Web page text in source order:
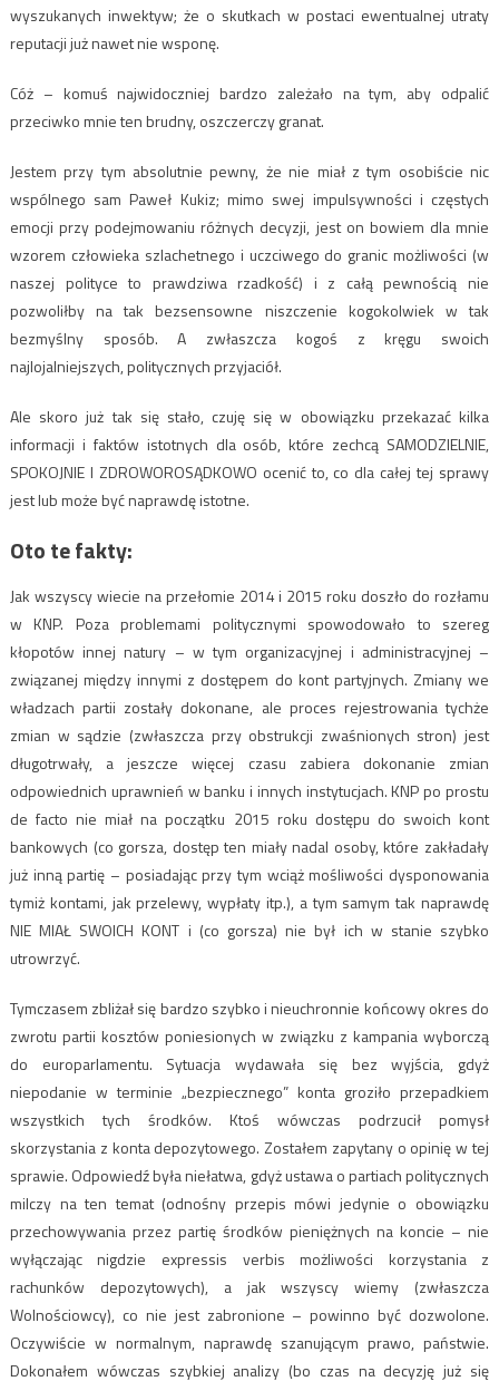
wyszukanych inwektyw; że o skutkach w postaci ewentualnej utraty
reputacji już nawet nie wsponę.
Cóż – komuś najwidoczniej bardzo zależało na tym, aby odpalić
przeciwko mnie ten brudny, oszczerczy granat.
Jestem przy tym absolutnie pewny, że nie miał z tym osobiście nic
wspólnego sam Paweł Kukiz; mimo swej impulsywności i częstych
emocji przy podejmowaniu różnych decyzji, jest on bowiem dla mnie
wzorem człowieka szlachetnego i uczciwego do granic możliwości (w
naszej polityce to prawdziwa rzadkość) i z całą pewnością nie
pozwoliłby na tak bezsensowne niszczenie kogokolwiek w tak
bezmyślny sposób. A zwłaszcza kogoś z kręgu swoich
najlojalniejszych, politycznych przyjaciół.
Ale skoro już tak się stało, czuję się w obowiązku przekazać kilka
informacji i faktów istotnych dla osób, które zechcą SAMODZIELNIE,
SPOKOJNIE I ZDROWOROSĄDKOWO ocenić to, co dla całej tej sprawy
jest lub może być naprawdę istotne.
Oto te fakty:
Jak wszyscy wiecie na przełomie 2014 i 2015 roku doszło do rozłamu
w KNP. Poza problemami politycznymi spowodowało to szereg
kłopotów innej natury – w tym organizacyjnej i administracyjnej –
związanej między innymi z dostępem do kont partyjnych. Zmiany we
władzach partii zostały dokonane, ale proces rejestrowania tychże
zmian w sądzie (zwłaszcza przy obstrukcji zwaśnionych stron) jest
długotrwały, a jeszcze więcej czasu zabiera dokonanie zmian
odpowiednich uprawnień w banku i innych instytucjach. KNP po prostu
de facto nie miał na początku 2015 roku dostępu do swoich kont
bankowych (co gorsza, dostęp ten miały nadal osoby, które zakładały
już inną partię – posiadając przy tym wciąż mośliwości dysponowania
tymiż kontami, jak przelewy, wypłaty itp.), a tym samym tak naprawdę
NIE MIAŁ SWOICH KONT i (co gorsza) nie był ich w stanie szybko
utrowrzyć.
Tymczasem zbliżał się bardzo szybko i nieuchronnie końcowy okres do
zwrotu partii kosztów poniesionych w związku z kampania wyborczą
do europarlamentu. Sytuacja wydawała się bez wyjścia, gdyż
niepodanie w terminie „bezpiecznego” konta groziło przepadkiem
wszystkich tych środków. Ktoś wówczas podrzucił pomysł
skorzystania z konta depozytowego. Zostałem zapytany o opinię w tej
sprawie. Odpowiedź była niełatwa, gdyż ustawa o partiach politycznych
milczy na ten temat (odnośny przepis mówi jedynie o obowiązku
przechowywania przez partię środków pieniężnych na koncie – nie
wyłączając nigdzie expressis verbis możliwości korzystania z
rachunków depozytowych), a jak wszyscy wiemy (zwłaszcza
Wolnościowcy), co nie jest zabronione – powinno być dozwolone.
Oczywiście w normalnym, naprawdę szanującym prawo, państwie.
Dokonałem wówczas szybkiej analizy (bo czas na decyzję już się